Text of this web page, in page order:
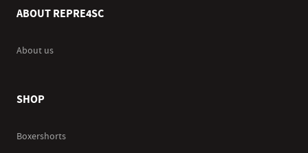
ABOUT REPRE4SC
About us
SHOP
Boxershorts